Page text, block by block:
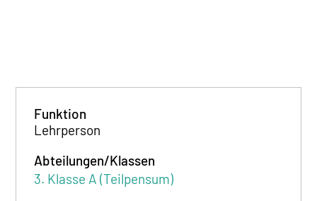
Funktion
Lehrperson
Abteilungen/Klassen
3. Klasse A (Teilpensum)